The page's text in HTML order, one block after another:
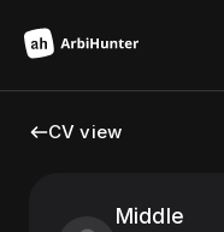
CV view
Middle